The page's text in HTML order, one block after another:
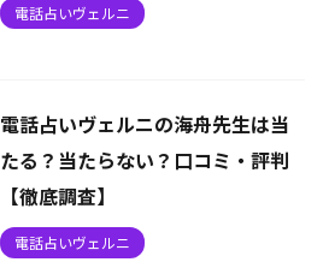
電話占いヴェルニ
電話占いヴェルニの海舟先生は当
たる？当たらない？口コミ・評判
【徹底調査】
電話占いヴェルニ